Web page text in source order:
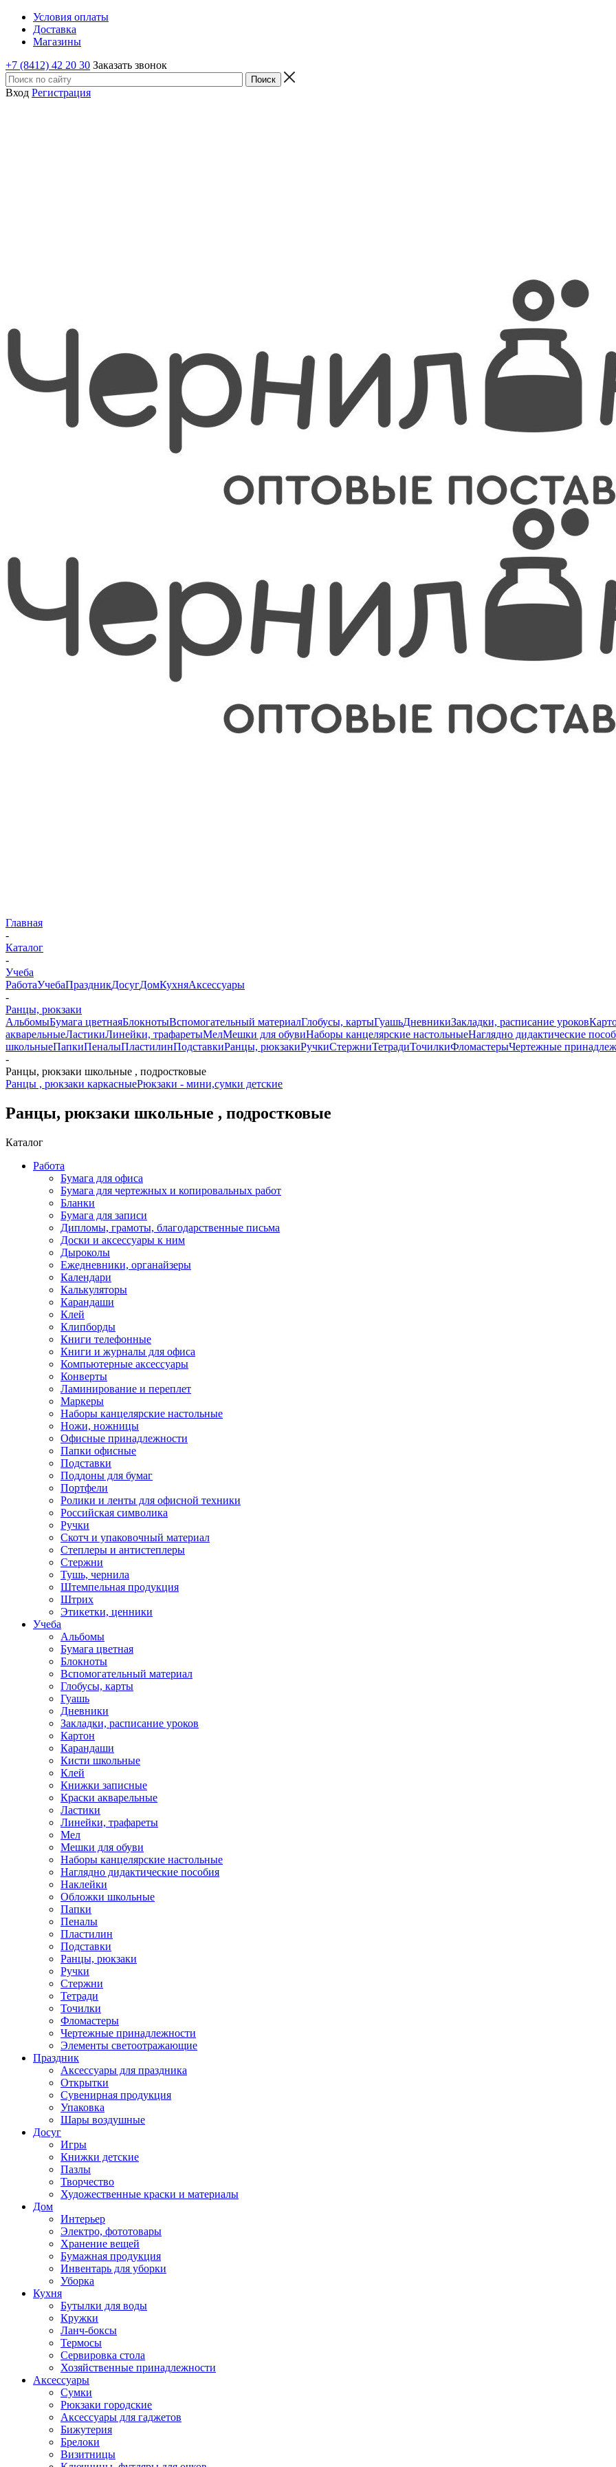
Условия оплаты
Доставка
Магазины
+7 (8412) 42 20 30 Заказать звонок
Вход Регистрация
Главная
-
Каталог
-
Учеба
РаботаУчебаПраздникДосугДомКухняАксессуары
-
Ранцы, рюкзаки
АльбомыБумага цветнаяБлокнотыВспомогательный материалГлобусы, картыГуашьДневникиЗакладки, расписание уроков
акварельныеЛастикиЛинейки, трафаретыМелМешки для обувиНаборы канцелярские настольныеНаглядно дидактические
школьныеПапкиПеналыПластилинПодставкиРанцы, рюкзакиРучкиСтержниТетрадиТочилкиФломастерыЧертежные
-
Ранцы, рюкзаки школьные , подростковые
Ранцы , рюкзаки каркасныеРюкзаки - мини,сумки детские
Ранцы, рюкзаки школьные , подростковые
Каталог
Работа
Бумага для офиса
Бумага для чертежных и копировальных работ
Бланки
Бумага для записи
Дипломы, грамоты, благодарственные письма
Доски и аксессуары к ним
Дыроколы
Ежедневники, органайзеры
Календари
Калькуляторы
Карандаши
Клей
Клипборды
Книги телефонные
Книги и журналы для офиса
Компьютерные аксессуары
Конверты
Ламинирование и переплет
Маркеры
Наборы канцелярские настольные
Ножи, ножницы
Офисные принадлежности
Папки офисные
Подставки
Поддоны для бумаг
Портфели
Ролики и ленты для офисной техники
Российская символика
Ручки
Скотч и упаковочный материал
Степлеры и антистеплеры
Стержни
Тушь, чернила
Штемпельная продукция
Штрих
Этикетки, ценники
Учеба
Альбомы
Бумага цветная
Блокноты
Вспомогательный материал
Глобусы, карты
Гуашь
Дневники
Закладки, расписание уроков
Картон
Карандаши
Кисти школьные
Клей
Книжки записные
Краски акварельные
Ластики
Линейки, трафареты
Мел
Мешки для обуви
Наборы канцелярские настольные
Наглядно дидактические пособия
Наклейки
Обложки школьные
Папки
Пеналы
Пластилин
Подставки
Ранцы, рюкзаки
Ручки
Стержни
Тетради
Точилки
Фломастеры
Чертежные принадлежности
Элементы светоотражающие
Праздник
Аксессуары для праздника
Открытки
Сувенирная продукция
Упаковка
Шары воздушные
Досуг
Игры
Книжки детские
Пазлы
Творчество
Художественные краски и материалы
Дом
Интерьер
Электро, фототовары
Хранение вещей
Бумажная продукция
Инвентарь для уборки
Уборка
Кухня
Бутылки для воды
Кружки
Ланч-боксы
Термосы
Сервировка стола
Хозяйственные принадлежности
Аксессуары
Сумки
Рюкзаки городские
Аксессуары для гаджетов
Бижутерия
Брелоки
Визитницы